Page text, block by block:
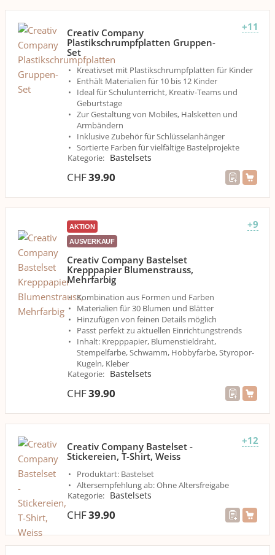
+11
Creativ Company
Plastikschrumpfplatten Gruppen-
Set
Kreativset mit Plastikschrumpfplatten für Kinder
Enthält Materialien für 10 bis 12 Kinder
Ideal für Schulunterricht, Kreativ-Teams und
Geburtstage
Zur Gestaltung von Mobiles, Halsketten und
Armbändern
Inklusive Zubehör für Schlüsselanhänger
Sortierte Farben für vielfältige Bastelprojekte
Kategorie: Bastelsets
CHF39.90
+9
AKTION
AUSVERKAUF
Creativ Company Bastelset
Krepppapier Blumenstrauss,
Mehrfarbig
Kombination aus Formen und Farben
Materialien für 30 Blumen und Blätter
Hinzufügen von feinen Details möglich
Passt perfekt zu aktuellen Einrichtungstrends
Inhalt: Krepppapier, Blumenstieldraht,
Stempelfarbe, Schwamm, Hobbyfarbe, Styropor-
Kugeln, Kleber
Kategorie: Bastelsets
CHF39.90
+12
Creativ Company Bastelset -
Stickereien, T-Shirt, Weiss
Produktart: Bastelset
Altersempfehlung ab: Ohne Altersfreigabe
Kategorie: Bastelsets
CHF39.90